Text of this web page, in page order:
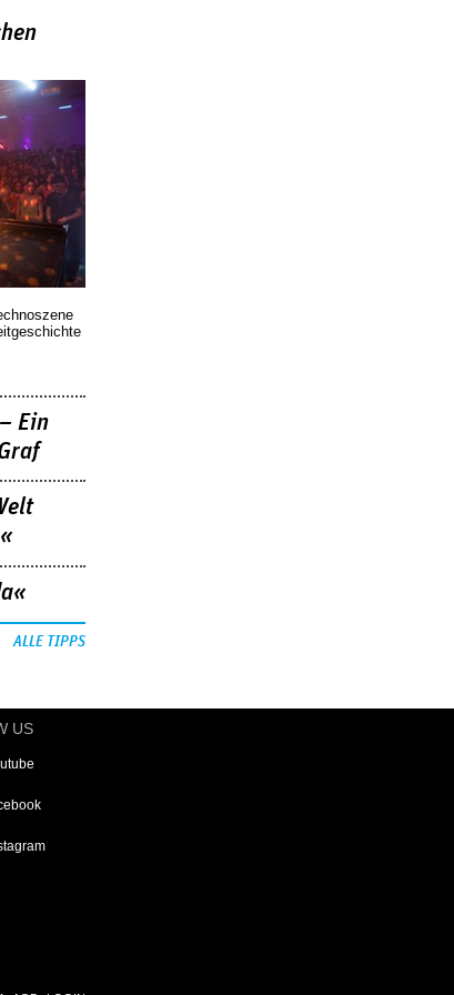
Ein
ALLE TIPPS
US